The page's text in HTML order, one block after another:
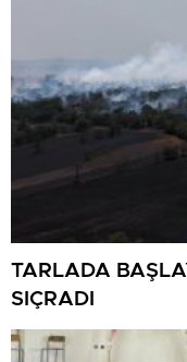
TARLADA
SIÇRADI